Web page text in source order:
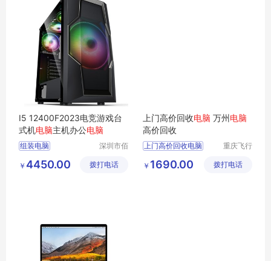
I5 12400F2023电竞游戏台
式机电脑主机办公电脑
组装电脑
电脑主机台式
深圳市佰
技有限公
￥ 4450.00 拨打电话
上门高价回收电脑 万州电脑
高价回收
上门高价回收电脑
重庆飞行
限公司
￥ 1690.00 拨打电话